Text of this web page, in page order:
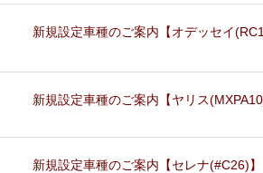
新規設定車種のご案内【オデッセイ
新規設定車種のご案内【ヤリス
新規設定車種のご案内【セレナ(#C26)